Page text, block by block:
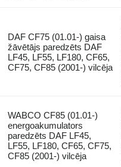
DAF CF75 (01.01-) gaisa
žāvētājs paredzēts DAF
LF45, LF55, LF180, CF65,
CF75, CF85 (2001-) vilcēja
WABCO CF85 (01.01-)
energoakumulators
paredzēts DAF LF45,
LF55, LF180, CF65, CF75,
CF85 (2001-) vilcēja